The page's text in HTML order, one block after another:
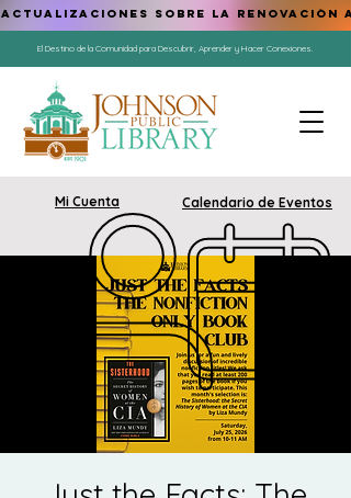
El Destino de la Comunidad para Descubrir, Aprender y Hacer Conexiones.
Mi Cuenta Calendario de Eventos
ACTUALIZACIONES SOBRE LA RENOVACIÓN